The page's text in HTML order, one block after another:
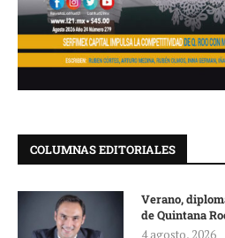
COLUMNAS EDITORIALES
Verano,
de Quintana
4 agosto, 2026